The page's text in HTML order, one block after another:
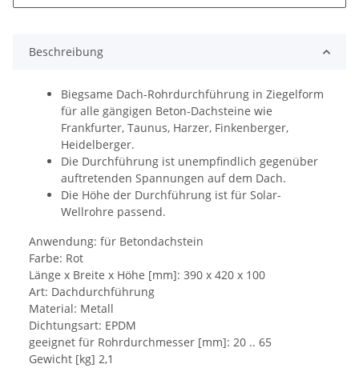
Beschreibung
Biegsame Dach-Rohrdurchführung in Ziegelform
für alle gängigen Beton-Dachsteine wie
Frankfurter, Taunus, Harzer, Finkenberger,
Heidelberger.
Die Durchführung ist unempfindlich gegenüber
auftretenden Spannungen auf dem Dach.
Die Höhe der Durchführung ist für Solar-
Wellrohre passend.
Anwendung: für Betondachstein
Farbe: Rot
Länge x Breite x Höhe [mm]: 390 x 420 x 100
Art: Dachdurchführung
Material: Metall
Dichtungsart: EPDM
geeignet für Rohrdurchmesser [mm]: 20 .. 65
Gewicht [kg] 2,1